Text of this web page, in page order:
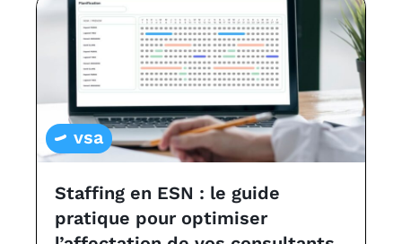
vsa
Staffing en ESN : le guide
pratique pour optimiser